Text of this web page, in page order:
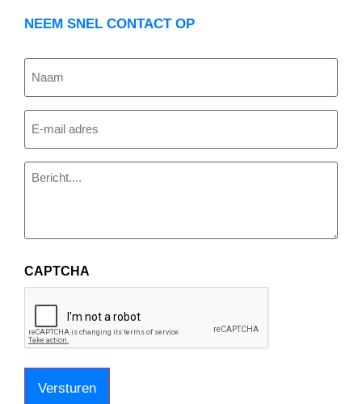
NEEM SNEL CONTACT OP
Naam
(Vereist)
E-
mailadres
Bericht
(Vereist)
CAPTCHA